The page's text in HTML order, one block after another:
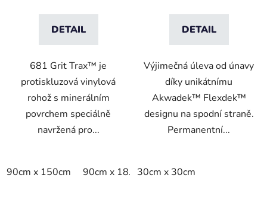
DETAIL
681 Grit Trax™ je
protiskluzová vinylová
rohož s minerálním
povrchem speciálně
navržená pro...
90cm x 150cm 90cm x 18.3m 90cm x linm
DETAIL
Výjimečná úleva od únavy
díky unikátnímu
Akwadek™ Flexdek™
designu na spodní straně.
Permanentní...
30cm x 30cm